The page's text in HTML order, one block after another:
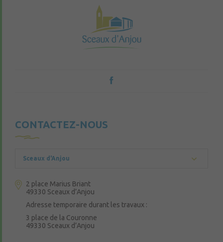
CONTACTEZ-NOUS
Sceaux d'Anjou
2 place Marius Briant
49330 Sceaux d’Anjou
Adresse temporaire durant les travaux :
3 place de la Couronne
49330 Sceaux d’Anjou